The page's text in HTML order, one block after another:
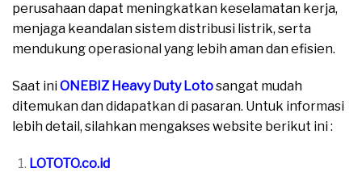
perusahaan dapat meningkatkan keselamatan kerja,
menjaga keandalan sistem distribusi listrik, serta
mendukung operasional yang lebih aman dan efisien.
Saat iniONEBIZ Heavy Duty Lotosangat mudah
ditemukan dan didapatkan di pasaran. Untuk informasi
lebih detail, silahkan mengakses website berikut ini :
LOTOTO.co.id